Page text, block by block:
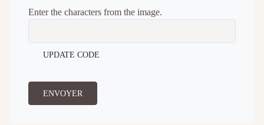
Enter the characters from the image.
UPDATE CODE
ENVOYER